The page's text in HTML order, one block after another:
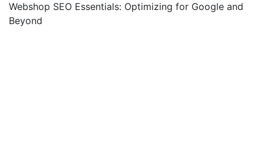
Webshop SEO Essentials: Optimizing for Google and
Beyond